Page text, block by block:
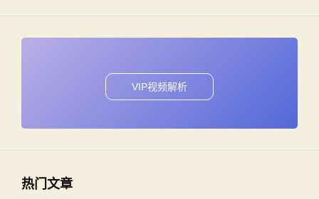
VIP视频解析
热门文章